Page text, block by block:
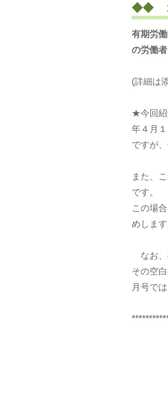
◆◆
有期労
の労働
(詳細は
★今回紹
年４月
ですが
また、
です。
この場
めします
なお、
その空
月号で